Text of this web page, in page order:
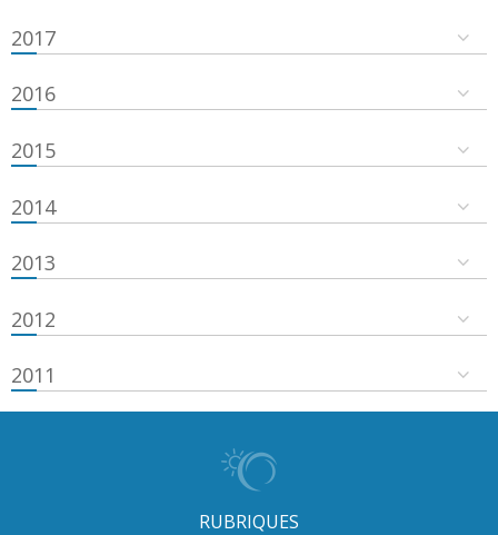
2017
2016
2015
2014
2013
2012
2011
RUBRIQUES